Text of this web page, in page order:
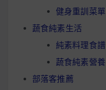
健身重訓菜單
蔬食純素生活
純素料理食譜
蔬食純素營養
部落客推薦